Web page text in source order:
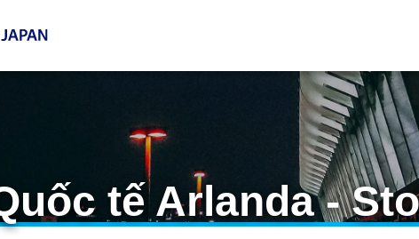
tế Arlanda -